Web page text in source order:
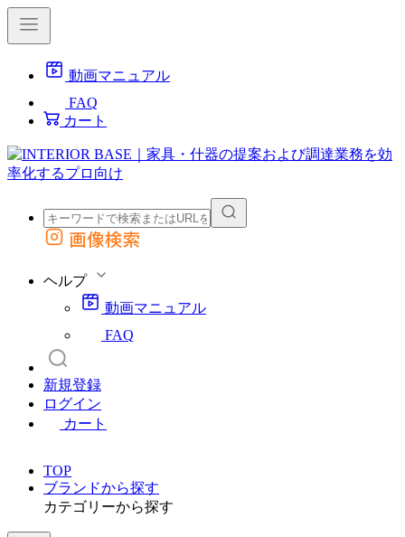
動画マニュアル
FAQ
カート
外部サイトの商品をカートに追加
画像検索
ヘルプ
動画マニュアル
FAQ
新規登録
ログイン
カート
TOP
ブランドから探す
カテゴリーから探す